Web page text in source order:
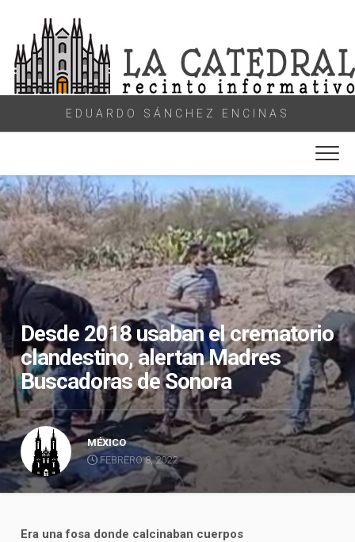
content
EDUARDO SÁNCHEZ ENCINAS
Desde 2018 usaban el crematorio
clandestino, alertan Madres
Buscadoras de Sonora
MÉXICO
FEBRERO 8, 2022
Era una fosa donde calcinaban cuerpos